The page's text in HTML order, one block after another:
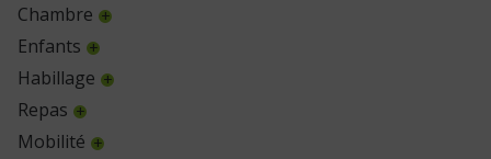
Chambre
Enfants
Habillage
Repas
Mobilité